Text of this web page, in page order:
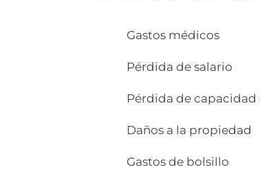
Gastos médicos
Pérdida de salario
Pérdida de capacidad
Daños a la propiedad
Gastos de bolsillo